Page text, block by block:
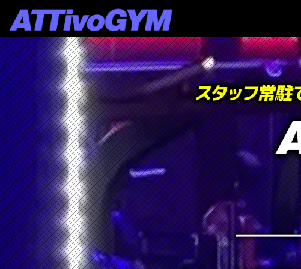
新店案内
入会のご案内
ご利用料金のご案内
オプションのご案内
コンセプト
会社概要
採用情報